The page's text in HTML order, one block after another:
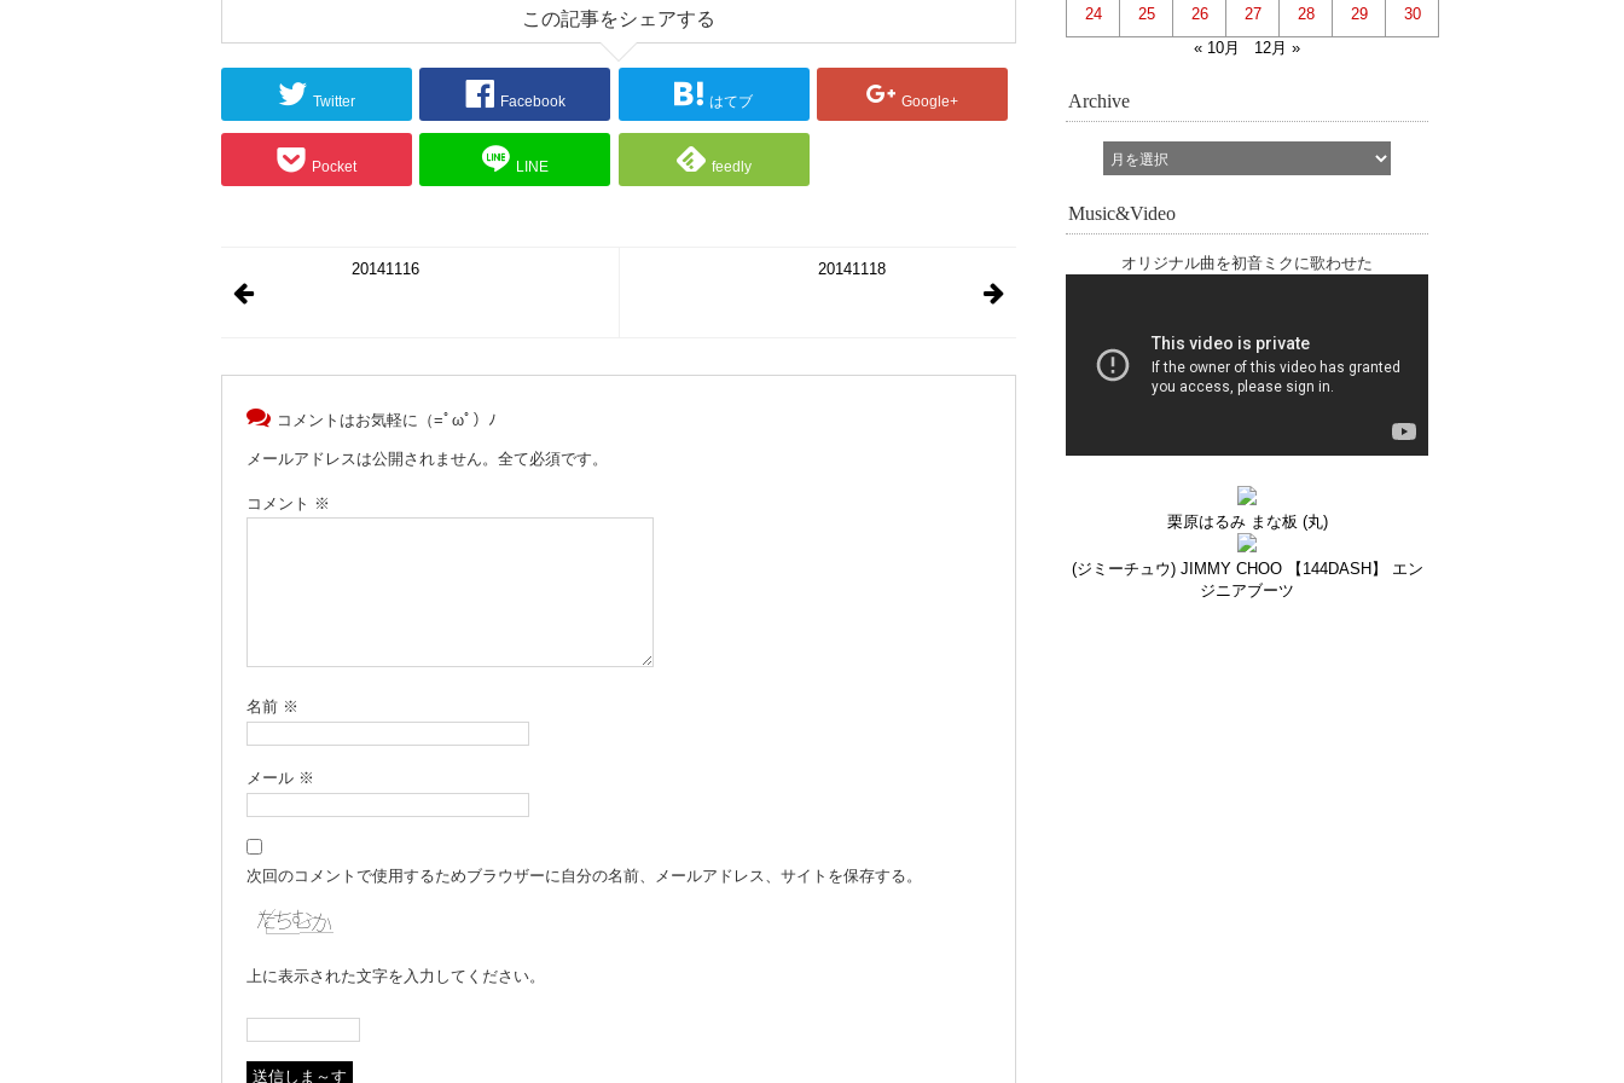
この記事をシェアする
Twitter Facebook はてブ Google+
Pocket LINE feedly
20141116 20141118
コメントはお気軽に（=ﾟωﾟ）ﾉ
メールアドレスは公開されません。全て必須です。
コメント ※
名前 ※
メール ※
次回のコメントで使用するためブラウザーに自分の名前、メールアドレス、サイトを保存する。
上に表示された文字を入力してください。
24 25 26 27 28 29
30
« 10月
12月 »
Archive
Music&Video
オリジナル曲を初音ミクに歌わせた
栗原はるみ まな板 (丸)
(ジミーチュウ) JIMMY CHOO 【144DASH】 エン
ジニアブーツ